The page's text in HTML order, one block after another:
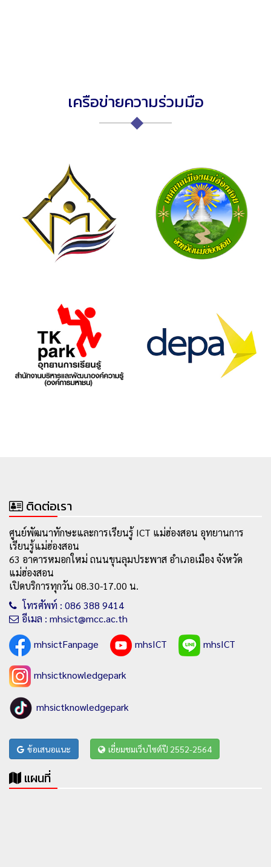
เครือข่ายความร่วมมือ
ติดต่อเรา
ศูนย์พัฒนาทักษะและการเรียนรู้ ICT แม่ฮ่องสอน อุทยานการ
เรียนรู้แม่ฮ่องสอน
63 อาคารหมอกใหม่ ถนนขุนลุมประพาส อำเภอเมือง จังหวัด
แม่ฮ่องสอน
เปิดบริการทุกวัน 08.30-17.00 น.
โทรศัพท์ : 086 388 9414
อีเมล : mhsict@mcc.ac.th
mhsictFanpage
mhsICT mhsICT
mhsictknowledgepark
mhsictknowledgepark
ข้อเสนอแนะ เยี่ยมชมเว็บไซต์ปี 2552-2564
แผนที่